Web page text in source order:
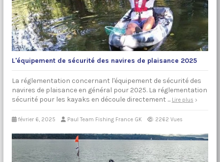
L'équipement de sécurité des navires de plaisance 2025
La réglementation concernant l'équipement de sécurité des
navires de plaisance en général pour 2025. La réglementation
sécurité pour les kayaks en découle directement ... Lire plus
février 6, 2025 Paul Team Fishing France GK 2262 Vues